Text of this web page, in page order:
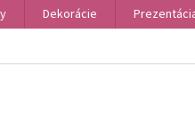
Dekorácie